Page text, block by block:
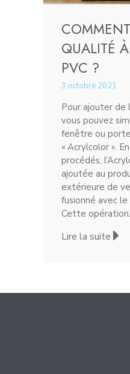
QUALITÉ
PVC ?
3 octobre 2021
Pour ajouter de
vous pouvez
fenêtre ou
« Acrylcolor ».
procédés,
ajoutée au
extérieure de
fusionné avec
Cette
Lire la suite